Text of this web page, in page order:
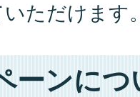
ただけます
ーンにつ